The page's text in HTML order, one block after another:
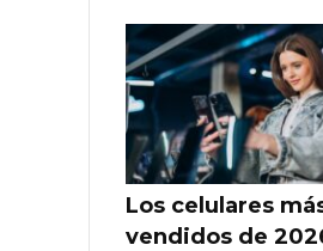
Los celulares
vendidos de